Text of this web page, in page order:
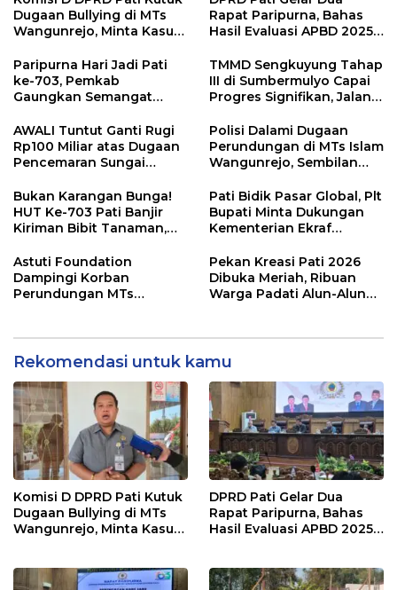
Dugaan Bullying di MTs
Wangunrejo, Minta Kasus
Rapat Paripurna, Bahas
Hasil Evaluasi APBD 2025
2026
Paripurna Hari Jadi Pati
ke-703, Pemkab
Gaungkan Semangat
Mbangun Kamajengan”
TMMD Sengkuyung Tahap
III di Sumbermulyo Capai
Progres Signifikan, Jalan
Persen
AWALI Tuntut Ganti Rugi
Rp100 Miliar atas Dugaan
Pencemaran Sungai
Lanjuti
Polisi Dalami Dugaan
Perundungan di MTs Islam
Wangunrejo, Sembilan
Bukan Karangan Bunga!
HUT Ke-703 Pati Banjir
Kiriman Bibit Tanaman,
Ramah Lingkungan
Pati Bidik Pasar Global, Plt
Bupati Minta Dukungan
Kementerian Ekraf
Astuti Foundation
Dampingi Korban
Perundungan MTs
Sekolah Berbasis Agama
Pekan Kreasi Pati 2026
Dibuka Meriah, Ribuan
Warga Padati Alun-Alun
Rekomendasi untuk kamu
Komisi D DPRD Pati Kutuk
Dugaan Bullying di MTs
Wangunrejo, Minta Kasus
DPRD Pati Gelar Dua
Rapat Paripurna, Bahas
Hasil Evaluasi APBD 2025